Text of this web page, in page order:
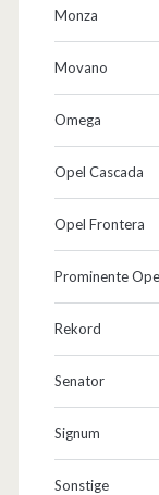
Monza
Movano
Omega
Opel Cascada
Opel Frontera
Prominente
Rekord
Senator
Signum
Sonstige